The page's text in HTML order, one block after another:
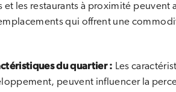
et les restaurants à proximité
qui offrent une
du quartier : Les
peuvent influencer la